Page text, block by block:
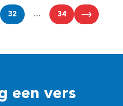
32 … 34
een vers